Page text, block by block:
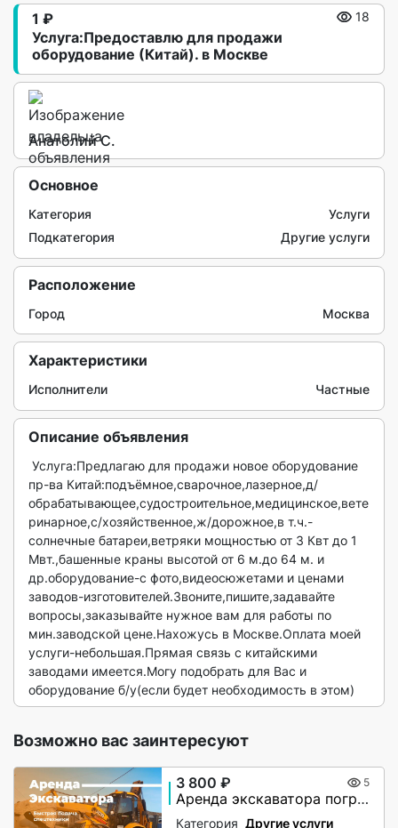
Услуга:Предоставлю для продажи
оборудование (Китай). в Москве
1 ₽ 18
Анатолий С.
Основное
Категория
Услуги
Подкатегория
Другие услуги
Расположение
Город Москва
Характеристики
Исполнители Частные
Описание объявления
пр-ва Китай:подъёмное,сварочное,лазерное,д/
обрабатывающее,судостроительное,медицинское,вете
ринарное,с/хозяйственное,ж/дорожное,в т.ч.-
солнечные батареи,ветряки мощностью от 3 Квт до 1
Мвт.,башенные краны высотой от 6 м.до 64 м. и
др.оборудование-с фото,видеосюжетами и ценами
заводов-изготовителей.Звоните,пишите,задавайте
вопросы,заказывайте нужное вам для работы по
мин.заводской цене.Нахожусь в Москве.Оплата моей
услуги-небольшая.Прямая связь с китайскими
заводами имеется.Могу подобрать для Вас и
оборудование б/у(если будет необходимость в этом)
Возможно вас заинтересуют
3 800 ₽ 5
Аренда экскаватора погрузчика JCB 5CX
Категория Другие услуги